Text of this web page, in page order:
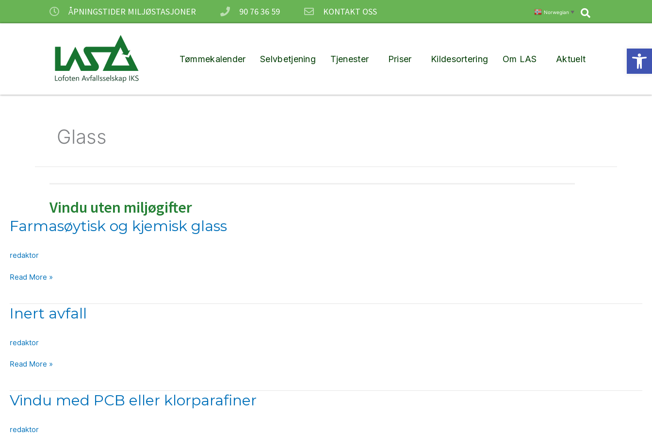
ÅPNINGSTIDER MILJØSTASJONER 90 76 36 59 KONTAKT OSS Norwegian ▼ Søk
Tømmekalender Selvbetjening Tjenester Priser Kildesortering Om LAS Aktuelt
Glass
Vindu uten miljøgifter
Farmasøytisk og kjemisk glass
redaktor
Farmasøytisk
og
glass
Read More »
Inert avfall
redaktor
Inert
avfall
Read More »
Vindu med PCB eller klorparafiner
redaktor
Vindu
med
eller